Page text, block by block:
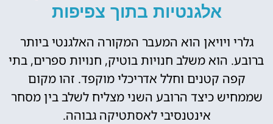
אלגנטיות בתוך צפיפות
גלרי ויויאן הוא המעבר המקורה האלגנטי ביותר
ברובע. הוא משלב חנויות בוטיק, חנויות ספרים, בתי
קפה קטנים וחלל אדריכלי מוקפד. זהו מקום
שממחיש כיצד הרובע השני מצליח לשלב בין מסחר
אינטנסיבי לאסתטיקה גבוהה.